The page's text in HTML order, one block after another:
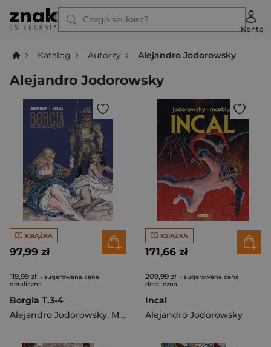
Czego szukasz?
Konto
Katalog Autorzy Alejandro Jodorowsky
Alejandro Jodorowsky
KSIĄŻKA
97,99 zł
119,99 zł - sugerowana cena
detaliczna
Borgia T.3-4
Alejandro Jodorowsky, Manara Milo
KSIĄŻKA
171,66 zł
209,99 zł - sugerowana cena
detaliczna
Incal
Alejandro Jodorowsky